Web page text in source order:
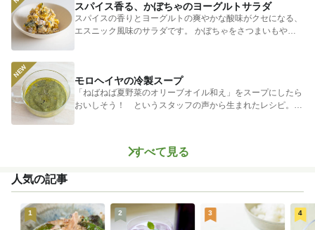
スパイス香る、かぼちゃのヨーグルトサラダ
スパイスの香りとヨーグルトの爽やかな酸味がクセになる、
エスニック風味のサラダです。 かぼちゃをさつまいもやじ
モロヘイヤの冷製スープ
「ねばねば夏野菜のオリーブオイル和え」をスープにしたら
おいしそう！ というスタッフの声から生まれたレシピ。つ
すべて見る
人気の記事
1 2 3 4